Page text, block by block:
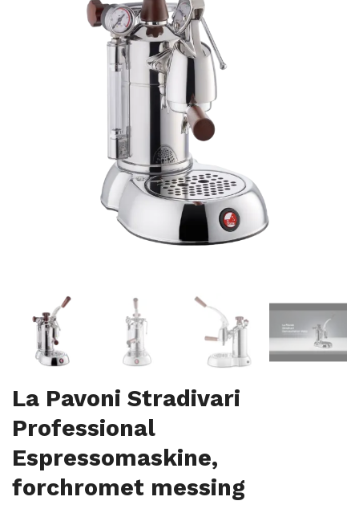
La Pavoni Stradivari
Professional
Espressomaskine,
forchromet messing